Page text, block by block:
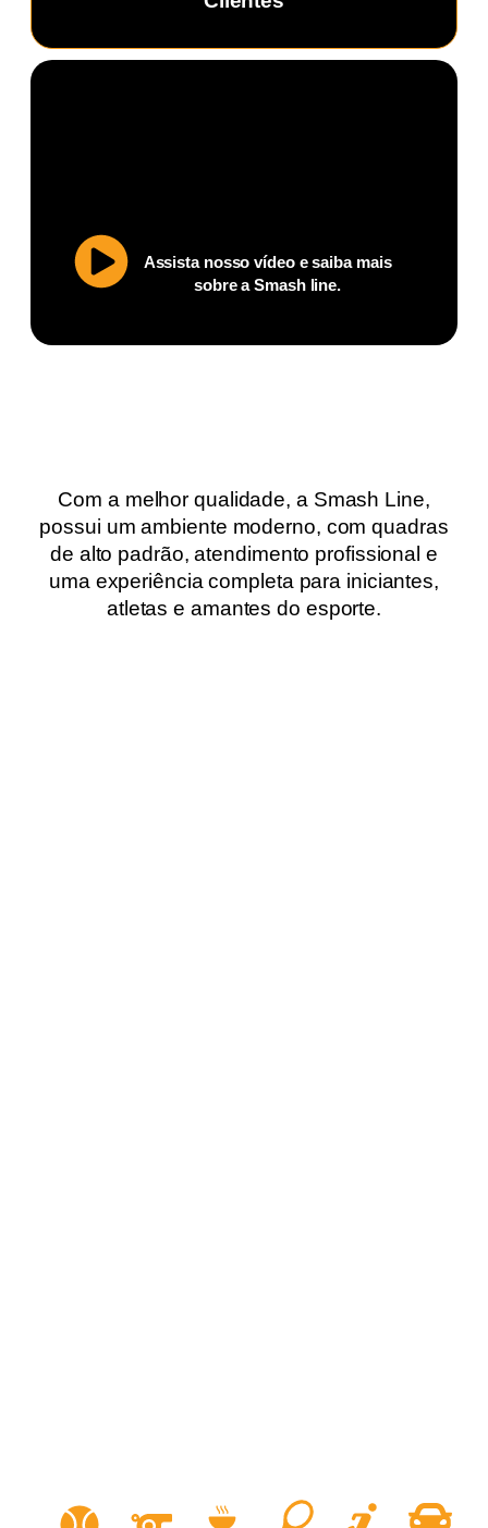
Assista nosso vídeo e saiba mais
sobre a Smash line.
Com a melhor qualidade, a Smash Line,
possui um ambiente moderno, com quadras
de alto padrão, atendimento profissional e
uma experiência completa para iniciantes,
atletas e amantes do esporte.